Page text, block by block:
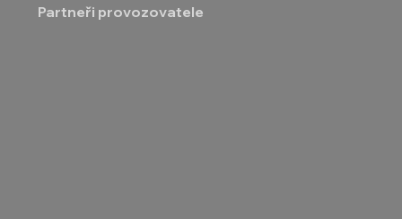
Partneři provozovatele